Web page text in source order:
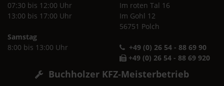
07:30 bis 12:00 Uhr
13:00 bis 17:00 Uhr
Samstag
8:00 bis 13:00 Uhr
Im roten Tal 16
Im Gohl 12
56751 Polch
+49 (0) 26 54 - 88 69 90
+49 (0) 26 54 - 88 69 920
Buchholzer KFZ-Meisterbetrieb